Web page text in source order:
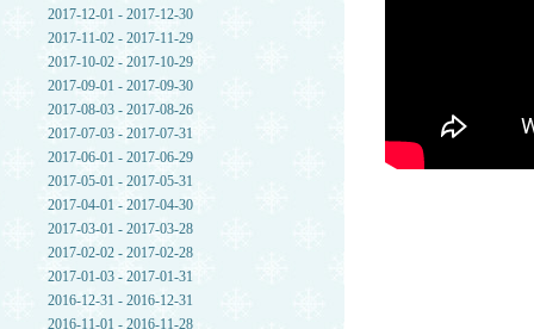
2017-12-01 - 2017-12-30
2017-11-02 - 2017-11-29
2017-10-02 - 2017-10-29
2017-09-01 - 2017-09-30
2017-08-03 - 2017-08-26
2017-07-03 - 2017-07-31
2017-06-01 - 2017-06-29
2017-05-01 - 2017-05-31
2017-04-01 - 2017-04-30
2017-03-01 - 2017-03-28
2017-02-02 - 2017-02-28
2017-01-03 - 2017-01-31
2016-12-31 - 2016-12-31
2016-11-01 - 2016-11-28